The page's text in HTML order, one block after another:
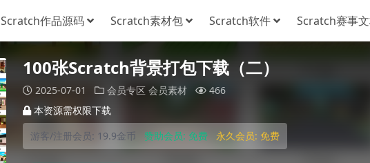
Scratch作品源码 Scratch素材包 Scratch软件 Scratch赛事
100张Scratch背景打包下载（二）
2025-07-01 会员专区 会员素材
466
本资源需权限下载
游客/注册会员: 19.9金币 赞助会员: 免费 永久会员: 免费